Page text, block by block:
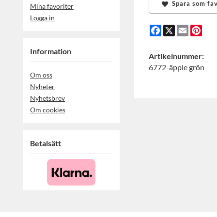
Mina favoriter
Logga in
Information
Om oss
Nyheter
Nyhetsbrev
Om cookies
Betalsätt
Spara som
Facebook
X Email
Artikelnummer:
6772-äpple grön